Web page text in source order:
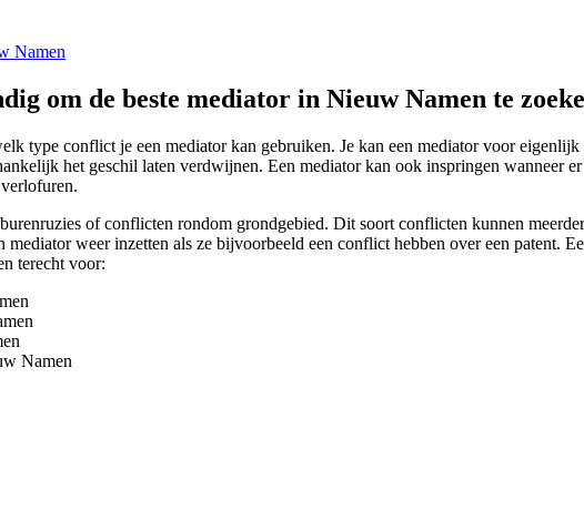
Namen
om de beste mediator in Nieuw Namen te
type conflict je een mediator kan gebruiken. Je kan een mediator voor
het geschil laten verdwijnen. Een mediator kan ook inspringen wanneer
of conflicten rondom grondgebied. Dit soort conflicten kunnen
mediator weer inzetten als ze bijvoorbeeld een conflict hebben over een
terecht voor:
Namen